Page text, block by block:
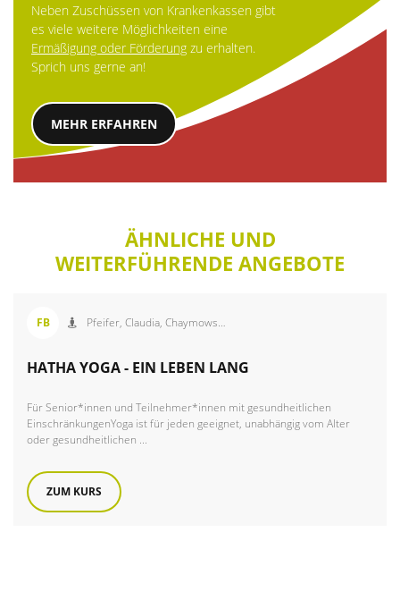
Neben Zuschüssen von Krankenkassen gibt
es viele weitere Möglichkeiten eine
Ermäßigung oder Förderung zu erhalten.
Sprich uns gerne an!
MEHR ERFAHREN
ÄHNLICHE UND
WEITERFÜHRENDE ANGEBOTE
FBAngebot der FiB Familienbildung
Pfeifer, Claudia, Chaymowski, Evelyn,
HATHA YOGA - EIN LEBEN LANG
Für Senior*innen und Teilnehmer*innen mit gesundheitlichen
EinschränkungenYoga ist für jeden geeignet, unabhängig vom Alter
oder gesundheitlichen ...
ZUM KURS